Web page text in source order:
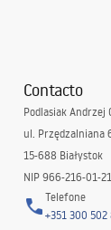
Contacto
Podlasiak Andrzej
ul. Przędzalniana
15-688 Białystok
NIP 966-216-01-21
Telefone
+351 300 502